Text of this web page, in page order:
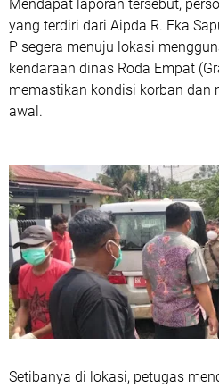
‎Mendapat laporan tersebut,
yang terdiri dari Aipda R. Eka
P segera menuju lokasi
kendaraan dinas Roda Empat
memastikan kondisi korban dan
awal.
‎Setibanya di lokasi, petugas